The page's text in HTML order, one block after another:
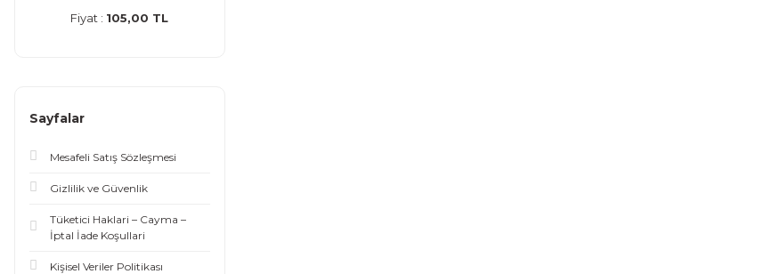
Fiyat : 105,00 TL
Sayfalar
Mesafeli Satış Sözleşmesi
Gizlilik ve Güvenlik
Tüketici Haklari – Cayma –
İptal İade Koşullari
Kişisel Veriler Politikası